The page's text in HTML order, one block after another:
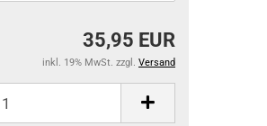
35,95 EUR
inkl. 19% MwSt. zzgl. Versand